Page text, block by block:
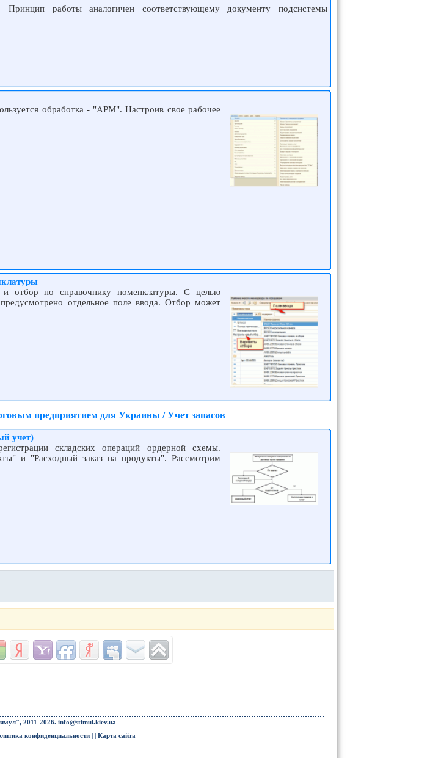
Принцип работы аналогичен соответствующему документу подсистемы
обработка - "АРМ". Настроив свое рабочее
отбор по справочнику номенклатуры. С целью
отдельное поле ввода. Отбор может
предприятием для Украины / Учет запасов
учет)
складских операций ордерной схемы.
и "Расходный заказ на продукты". Рассмотрим
2011-2026. info@stimul.kiev.ua
конфиденциальности| | Карта сайта